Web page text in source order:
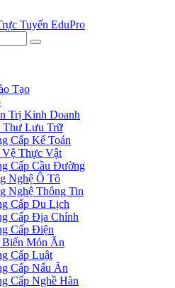
Tạo
Trị Kinh Doanh
Thư Lưu Trữ
Cấp Kế Toán
Vệ Thực Vật
Cấp Cầu Đường
Nghệ Ô Tô
Nghệ Thông Tin
Cấp Du Lịch
Cấp Địa Chính
Cấp Điện
Biến Món Ăn
Cấp Luật
Cấp Nấu Ăn
Cấp Nghề Hàn